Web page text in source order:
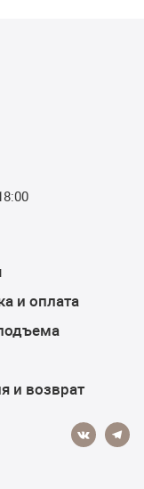
и оплата
и возврат